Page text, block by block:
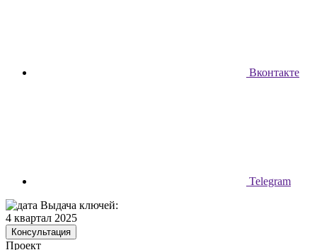
Вконтакте
Telegram
Выдача ключей:
4 квартал 2025
Консультация
Проект